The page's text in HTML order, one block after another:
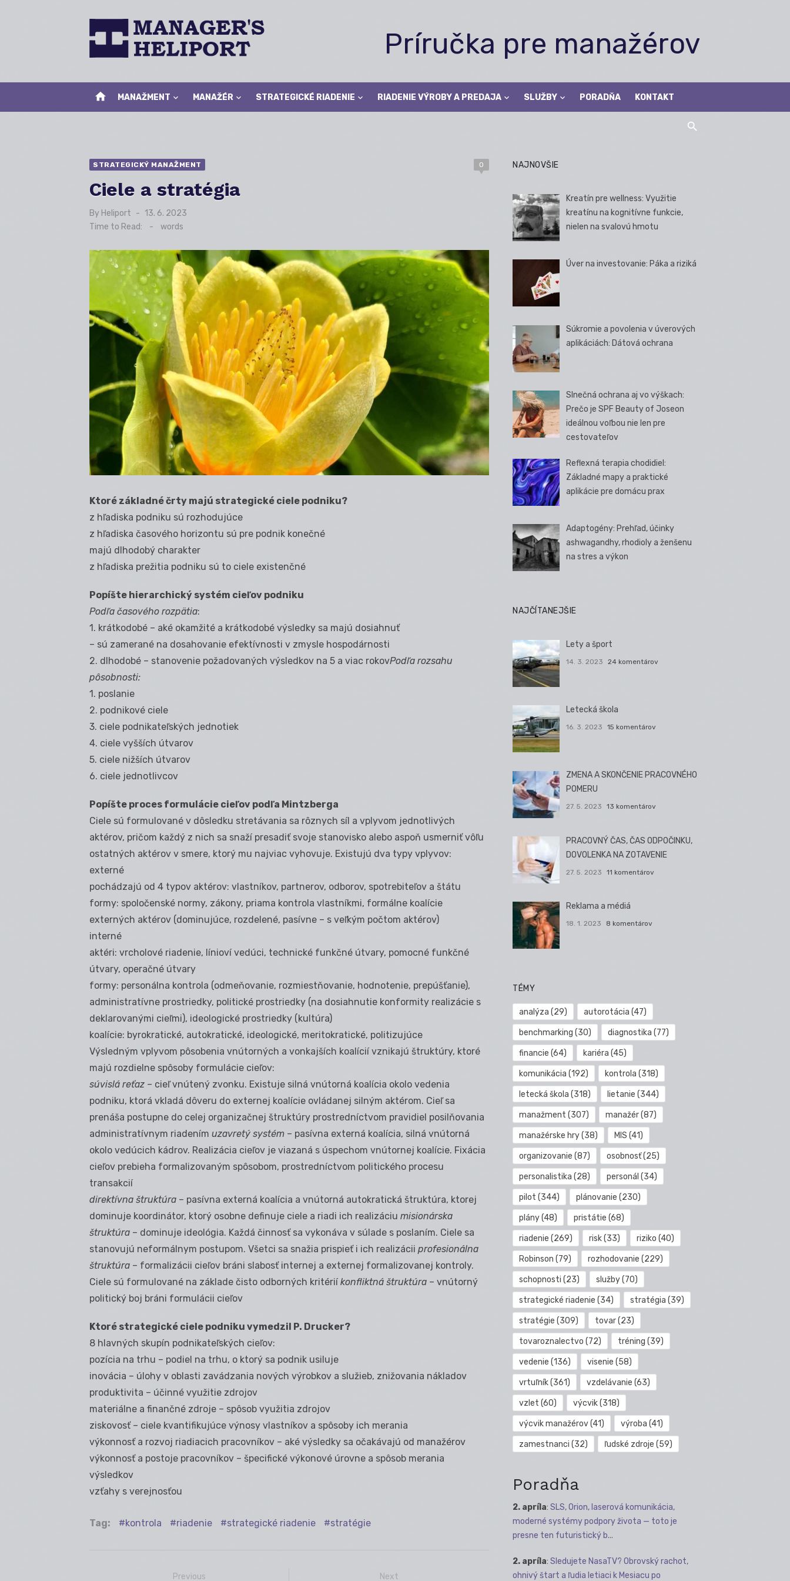
Príručka pre manažérov
home MANAŽMENT MANAŽÉR STRATEGICKÉ RIADENIE RIADENIE VÝROBY A PREDAJA SLUŽBY PORADŇA KONTAKT
STRATEGICKÝ MANAŽMENT 0
Ciele a stratégia
By Heliport
Posted
13. 6. 2023
Time to Read:
- words
Ktoré základné črty majú strategické ciele podniku?
z hľadiska podniku sú rozhodujúce
z hľadiska časového horizontu sú pre podnik konečné
majú dlhodobý charakter
z hľadiska prežitia podniku sú to ciele existenčné
Popíšte hierarchický systém cieľov podniku
Podľa časového rozpätia:
1. krátkodobé – aké okamžité a krátkodobé výsledky sa majú dosiahnuť
– sú zamerané na dosahovanie efektívnosti v zmysle hospodárnosti
2. dlhodobé – stanovenie požadovaných výsledkov na 5 a viac rokovPodľa rozsahu
pôsobnosti:
1. poslanie
2. podnikové ciele
3. ciele podnikateľských jednotiek
4. ciele vyšších útvarov
5. ciele nižších útvarov
6. ciele jednotlivcov
Popíšte proces formulácie cieľov podľa Mintzberga
Ciele sú formulované v dôsledku stretávania sa rôznych síl a vplyvom jednotlivých
aktérov, pričom každý z nich sa snaží presadiť svoje stanovisko alebo aspoň usmerniť vôľu
ostatných aktérov v smere, ktorý mu najviac vyhovuje. Existujú dva typy vplyvov:
externé
pochádzajú od 4 typov aktérov: vlastníkov, partnerov, odborov, spotrebiteľov a štátu
formy: spoločenské normy, zákony, priama kontrola vlastníkmi, formálne koalície
externých aktérov (dominujúce, rozdelené, pasívne – s veľkým počtom aktérov)
interné
aktéri: vrcholové riadenie, línioví vedúci, technické funkčné útvary, pomocné funkčné
útvary, operačné útvary
formy: personálna kontrola (odmeňovanie, rozmiestňovanie, hodnotenie, prepúšťanie),
administratívne prostriedky, politické prostriedky (na dosiahnutie konformity realizácie s
deklarovanými cieľmi), ideologické prostriedky (kultúra)
koalície: byrokratické, autokratické, ideologické, meritokratické, politizujúce
Výsledným vplyvom pôsobenia vnútorných a vonkajších koalícií vznikajú štruktúry, ktoré
majú rozdielne spôsoby formulácie cieľov:
súvislá reťaz – cieľ vnútený zvonku. Existuje silná vnútorná koalícia okolo vedenia
podniku, ktorá vkladá dôveru do externej koalície ovládanej silným aktérom. Cieľ sa
prenáša postupne do celej organizačnej štruktúry prostredníctvom pravidiel posilňovania
administratívnym riadením uzavretý systém – pasívna externá koalícia, silná vnútorná
okolo vedúcich kádrov. Realizácia cieľov je viazaná s úspechom vnútornej koalície. Fixácia
cieľov prebieha formalizovaným spôsobom, prostredníctvom politického procesu
transakcií
direktívna štruktúra – pasívna externá koalícia a vnútorná autokratická štruktúra, ktorej
dominuje koordinátor, ktorý osobne definuje ciele a riadi ich realizáciu misionárska
štruktúra – dominuje ideológia. Každá činnosť sa vykonáva v súlade s poslaním. Ciele sa
stanovujú neformálnym postupom. Všetci sa snažia prispieť i ich realizácii profesionálna
štruktúra – formalizácii cieľov bráni slabosť internej a externej formalizovanej kontroly.
Ciele sú formulované na základe čisto odborných kritériíkonfliktná štruktúra – vnútorný
politický boj bráni formulácii cieľov
Ktoré strategické ciele podniku vymedzil P. Drucker?
8 hlavných skupín podnikateľských cieľov:
pozícia na trhu – podiel na trhu, o ktorý sa podnik usiluje
inovácia – úlohy v oblasti zavádzania nových výrobkov a služieb, znižovania nákladov
produktivita – účinné využitie zdrojov
materiálne a finančné zdroje – spôsob využitia zdrojov
ziskovosť – ciele kvantifikujúce výnosy vlastníkov a spôsoby ich merania
výkonnosť a rozvoj riadiacich pracovníkov – aké výsledky sa očakávajú od manažérov
výkonnosť a postoje pracovníkov – špecifické výkonové úrovne a spôsob merania
výsledkov
vzťahy s verejnosťou
Tag: kontrola riadenie strategické riadenie stratégie
Previous Next
NAJNOVŠIE
Kreatín pre wellness: Využitie
kreatínu na kognitívne funkcie,
nielen na svalovú hmotu
Úver na investovanie: Páka a riziká
Súkromie a povolenia v úverových
aplikáciách: Dátová ochrana
Slnečná ochrana aj vo výškach:
Prečo je SPF Beauty of Joseon
ideálnou voľbou nie len pre
cestovateľov
Reflexná terapia chodidiel:
Základné mapy a praktické
aplikácie pre domácu prax
Adaptogény: Prehľad, účinky
ashwagandhy, rhodioly a ženšenu
na stres a výkon
NAJČÍTANEJŠIE
Lety a šport
14. 3. 2023 24 komentárov
Letecká škola
16. 3. 2023 15 komentárov
ZMENA A SKONČENIE PRACOVNÉHO
POMERU
27. 5. 2023 13 komentárov
PRACOVNÝ ČAS, ČAS ODPOČINKU,
DOVOLENKA NA ZOTAVENIE
27. 5. 2023 11 komentárov
Reklama a médiá
18. 1. 2023 8 komentárov
TÉMY
analýza (29) autorotácia (47)
benchmarking (30) diagnostika (77)
financie (64) kariéra (45)
komunikácia (192) kontrola (318)
letecká škola (318) lietanie (344)
manažment (307) manažér(87)
manažérske hry(38) MIS (41)
organizovanie (87) osobnosť(25)
personalistika (28) personál (34)
pilot (344) plánovanie (230)
plány(48) pristátie (68)
riadenie (269) risk(33) riziko (40)
Robinson (79) rozhodovanie (229)
schopnosti (23) služby(70)
strategické riadenie (34) stratégia (39)
stratégie (309) tovar(23)
tovaroznalectvo (72) tréning (39)
vedenie (136) visenie (58)
vrtuľník(361) vzdelávanie (63)
vzlet (60) výcvik(318)
výcvik manažérov(41) výroba (41)
zamestnanci (32) ľudské zdroje (59)
Poradňa
2. apríla: SLS, Orion, laserová komunikácia,
moderné systémy podpory života — toto je
presne ten futuristický b...
2. apríla: Sledujete NasaTV? Obrovský rachot,
ohnivý štart a ľudia letiaci k Mesiacu po